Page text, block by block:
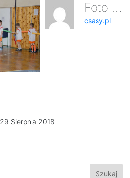
Foto K4 Id237
csasy.pl
29 Sierpnia 2018